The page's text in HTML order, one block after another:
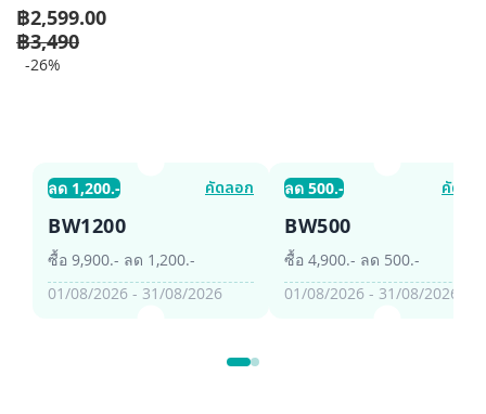
฿2,599.00
฿3,490
-26%
ลด 1,200.- คัดลอก
BW1200
ซื้อ 9,900.- ลด 1,200.-
01/08/2026 - 31/08/2026
ลด 500.- คัดลอ
BW500
ซื้อ 4,900.- ลด 500.-
01/08/2026 - 31/08/2026